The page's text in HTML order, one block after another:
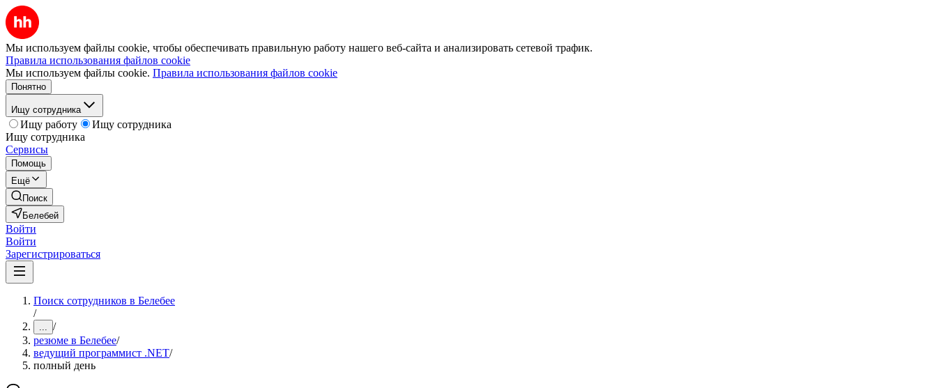
Мы используем файлы cookie, чтобы обеспечивать правильную работу нашего веб-сайта и анализировать сетевой трафик.
Правила использования файлов cookie
Мы используем файлы cookie. Правила использования файлов cookie
Понятно
Ищу сотрудника
Ищу работу
Ищу сотрудника
Ищу сотрудника
Сервисы
Помощь
Ещё
Поиск
Белебей
Войти
Войти
Зарегистрироваться
Поиск сотрудников в Белебее
/
... /
резюме в Белебее/
ведущий программист .NET/
полный день